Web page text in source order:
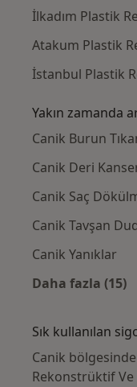
İlkadım Plastik
Atakum Plastik
İstanbul Plastik
Yakın zamanda
Canik Burun
Canik Deri
Canik Saç
Canik Tavşan
Canik Yanıklar
Daha fazla (15)
Sık kullanılan
Canik
Rekonstrüktif Ve